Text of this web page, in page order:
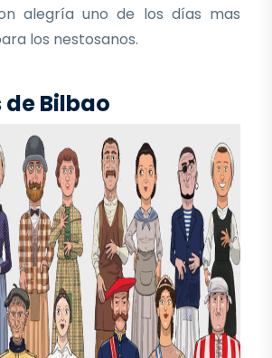
alegría uno de los días mas
los nestosanos.
Bilbao